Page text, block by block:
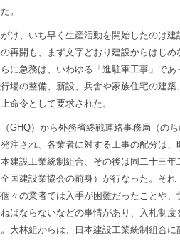
。
け、いち早く生産活動を開始したのは建
再開も、まず文字どおり建設からはじめ
に急務は、いわゆる「進駐軍工事」であ
場の整備、新設、兵舎や家族住宅の建築、
命令として要求された。
GHQ）から外務省終戦連絡事務局（のち
注され、各業者に対する工事の配分は、
建設工業統制組合、その後は同二十三年
国建設業協会の前身）が行なった。それ
々の業者では入手が困難だったことや、
ばならないなどの事情があり、入札制度
大林組からは、日本建設工業統制組合に